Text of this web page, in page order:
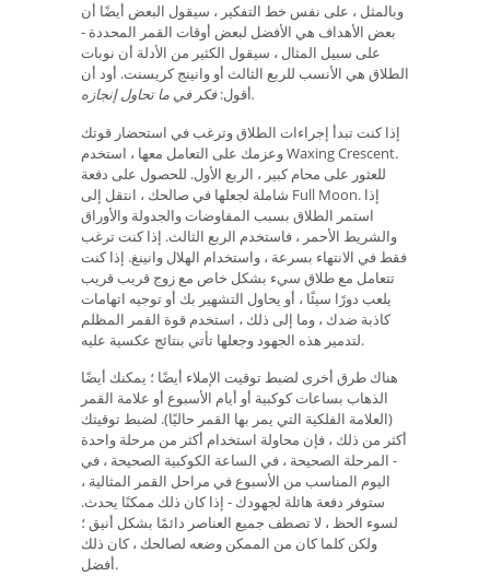
وبالمثل ، على نفس خط التفكير ، سيقول البعض أيضًا أن
بعض الأهداف هي الأفضل لبعض أوقات القمر المحددة -
على سبيل المثال ، سيقول الكثير من الأدلة أن نوبات
الطلاق هي الأنسب للربع الثالث أو وانينج كريسنت. أود أن
أقول:فكر في ما تحاول إنجازه.
إذا كنت تبدأ إجراءات الطلاق وترغب في استحضار قوتك
وعزمك على التعامل معها ، استخدم Waxing Crescent.
للعثور على محام كبير ، الربع الأول. للحصول على دفعة
شاملة لجعلها في صالحك ، انتقل إلى Full Moon. إذا
استمر الطلاق بسبب المفاوضات والجدولة والأوراق
والشريط الأحمر ، فاستخدم الربع الثالث. إذا كنت ترغب
فقط في الانتهاء بسرعة ، واستخدام الهلال وانينغ. إذا كنت
تتعامل مع طلاق سيء بشكل خاص مع زوج قريب قريب
يلعب دورًا سيئًا ، أو يحاول التشهير بك أو توجيه اتهامات
كاذبة ضدك ، وما إلى ذلك ، استخدم قوة القمر المظلم
لتدمير هذه الجهود وجعلها تأتي بنتائج عكسية عليه.
هناك طرق أخرى لضبط توقيت الإملاء أيضًا ؛ يمكنك أيضًا
الذهاب بساعات كوكبية أو أيام الأسبوع أو علامة القمر
(العلامة الفلكية التي يمر بها القمر حاليًا). لضبط توقيتك
أكثر من ذلك ، فإن محاولة استخدام أكثر من مرحلة واحدة
- المرحلة الصحيحة ، في الساعة الكوكبية الصحيحة ، في
اليوم المناسب من الأسبوع في مراحل القمر المثالية ،
ستوفر دفعة هائلة لجهودك - إذا كان ذلك ممكنًا يحدث.
لسوء الحظ ، لا تصطف جميع العناصر دائمًا بشكل أنيق ؛
ولكن كلما كان من الممكن وضعه لصالحك ، كان ذلك
أفضل.